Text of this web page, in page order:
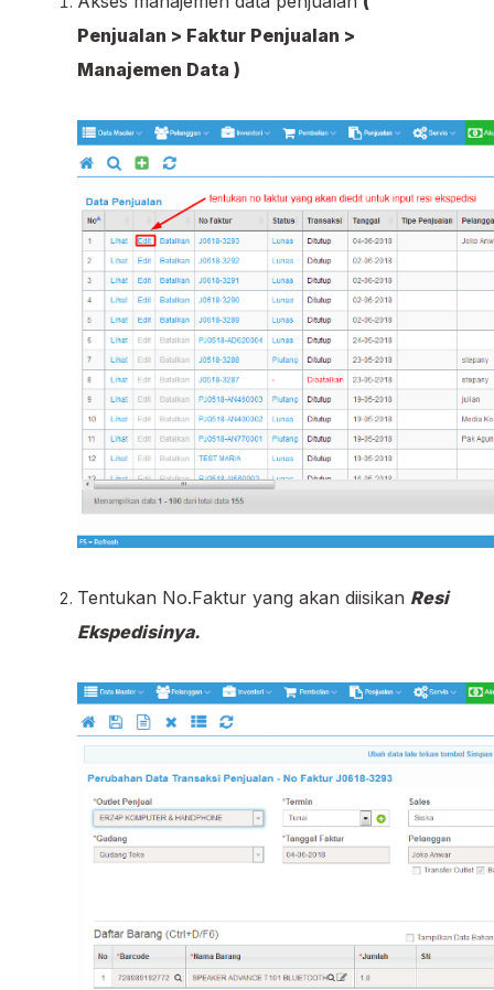
Penjualan > Faktur Penjualan >
Manajemen Data )
Tentukan No.Faktur yang akan diisikan Resi
Ekspedisinya.